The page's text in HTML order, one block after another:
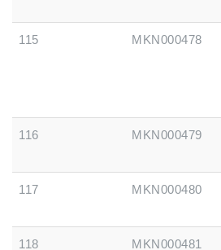
115 MKN000478
116 MKN000479
117 MKN000480
118 MKN000481